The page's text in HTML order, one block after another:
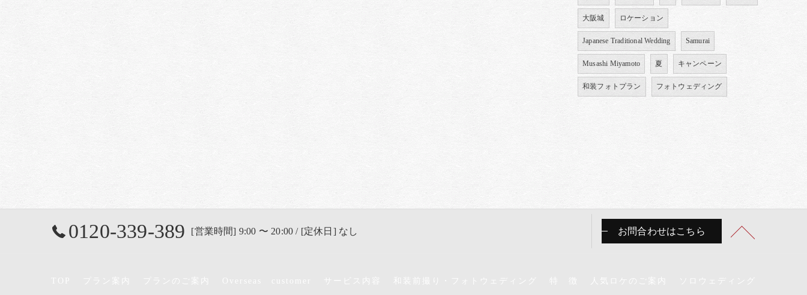
大阪城 ロケーション
Japanese Traditional Wedding Samurai
Musashi Miyamoto 夏 キャンペーン
和装フォトプラン フォトウェディング
0120-339-389 [営業時間] 9:00 〜 20:00 / [定休日] なし お問合わせはこちら